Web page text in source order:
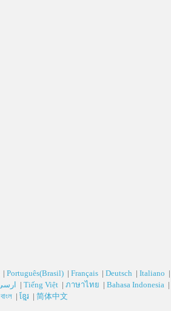
| Português(Brasil) | Français | Deutsch‎ | Italiano |
| Tiếng Việt | ภาษาไทย | Bahasa Indonesia |
বাংল | ខ្មែរ | 简体中文